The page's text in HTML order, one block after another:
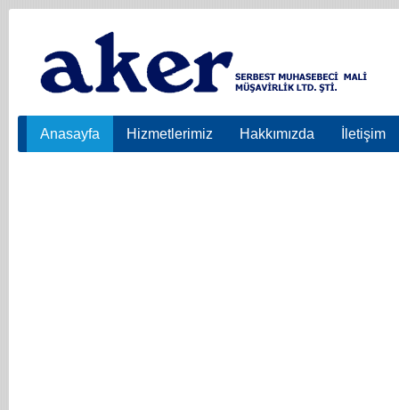
Anasayfa Hizmetlerimiz Hakkımızda İletişim